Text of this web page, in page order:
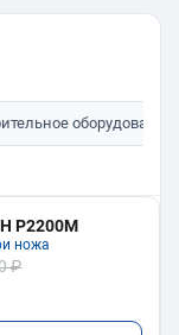
оборудование
P2200M
ножа
₽